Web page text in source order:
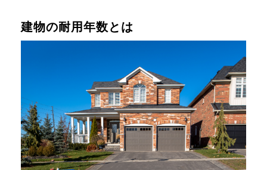
建物の耐用年数とは